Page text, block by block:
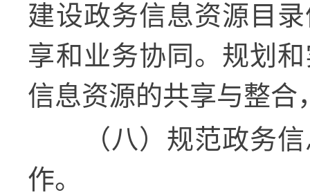
建设政务信息资源目
享和业务协同。规划
信息资源的共享与整合
（八）规范政务
作。